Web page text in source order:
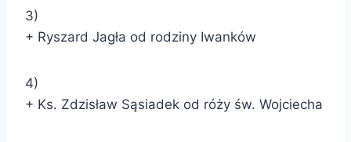
3)
+ Ryszard Jagła od rodziny Iwanków
4)
+ Ks. Zdzisław Sąsiadek od róży św. Wojciecha